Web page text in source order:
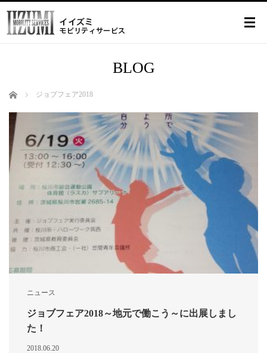
BLOG
ホーム ジョブフェア2018
ニュース
ジョブフェア2018～地元で働こう～に出展しまし
た！
2018.06.20